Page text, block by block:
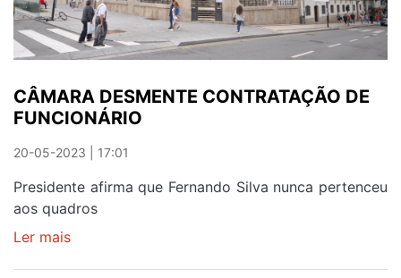
CÂMARA DESMENTE CONTRATAÇÃO DE
FUNCIONÁRIO
20-05-2023 | 17:01
Presidente afirma que Fernando Silva nunca pertenceu
aos quadros
Ler mais